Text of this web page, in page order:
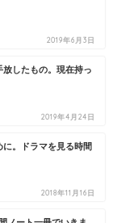
2019年6月3日
放したもの。現在持っ
2019年4月24日
。ドラマを見る時間
2018年11月16日